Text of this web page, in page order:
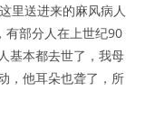
里送进来的麻风病人
有部分人在上世纪90
基本都去世了，我母
，他耳朵也聋了，所